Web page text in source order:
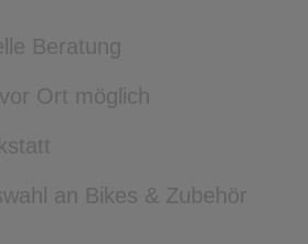
Beratung
Ort möglich
an Bikes & Zubehör